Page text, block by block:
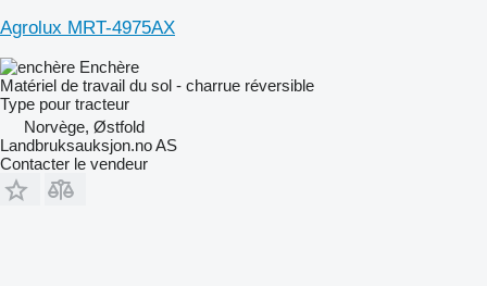
Agrolux MRT-4975AX
Enchère
Matériel de travail du sol - charrue réversible
Type pour tracteur
Norvège, Østfold
Landbruksauksjon.no AS
Contacter le vendeur